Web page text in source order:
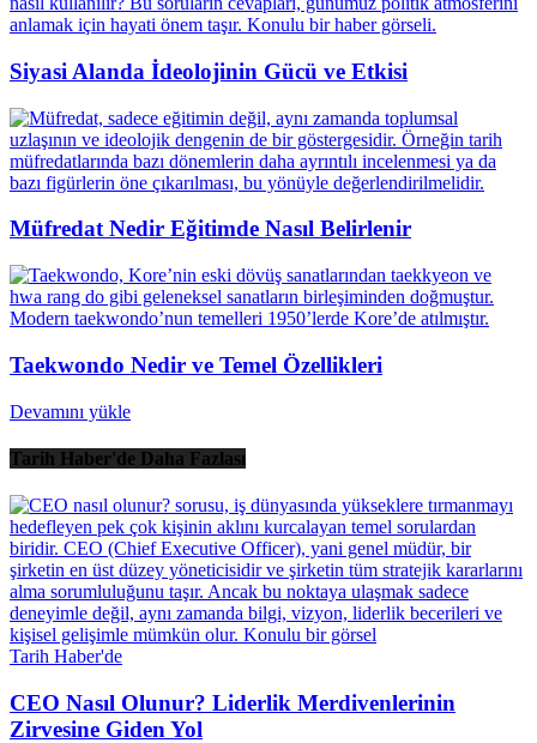
Siyasi Alanda İdeolojinin Gücü ve Etkisi
Müfredat Nedir Eğitimde Nasıl Belirlenir
Taekwondo Nedir ve Temel Özellikleri
Devamını yükle
Tarih Haber'de Daha Fazlası
Tarih Haber'de
CEO Nasıl Olunur? Liderlik Merdivenlerinin
Zirvesine Giden Yol